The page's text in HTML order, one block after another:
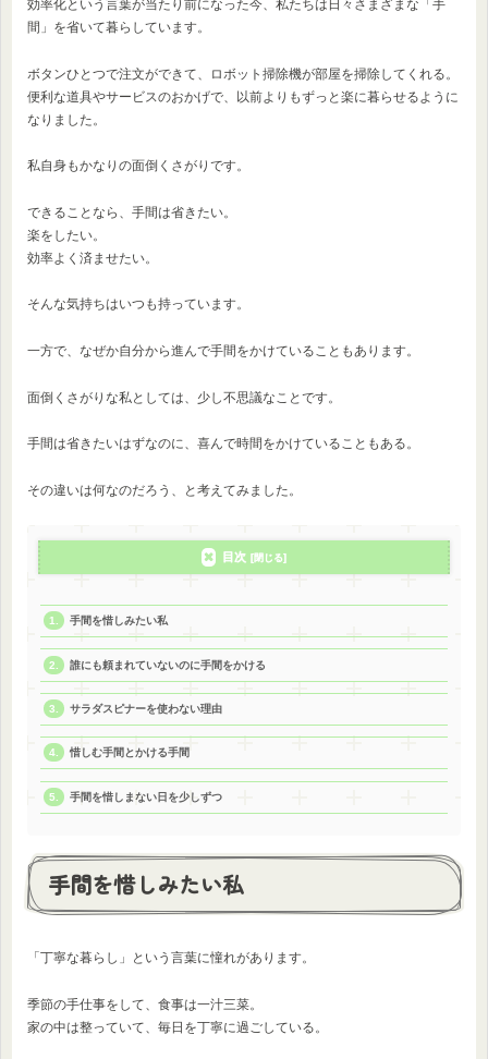
効率化という言葉が当たり前になった今、私たちは日々さまざまな「手
間」を省いて暮らしています。
ボタンひとつで注文ができて、ロボット掃除機が部屋を掃除してくれる。
便利な道具やサービスのおかげで、以前よりもずっと楽に暮らせるように
なりました。
私自身もかなりの面倒くさがりです。
できることなら、手間は省きたい。
楽をしたい。
効率よく済ませたい。
そんな気持ちはいつも持っています。
一方で、なぜか自分から進んで手間をかけていることもあります。
面倒くさがりな私としては、少し不思議なことです。
手間は省きたいはずなのに、喜んで時間をかけていることもある。
その違いは何なのだろう、と考えてみました。
目次
手間を惜しみたい私
誰にも頼まれていないのに手間をかける
サラダスピナーを使わない理由
惜しむ手間とかける手間
手間を惜しまない日を少しずつ
手間を惜しみたい私
「丁寧な暮らし」という言葉に憧れがあります。
季節の手仕事をして、食事は一汁三菜。
家の中は整っていて、毎日を丁寧に過ごしている。